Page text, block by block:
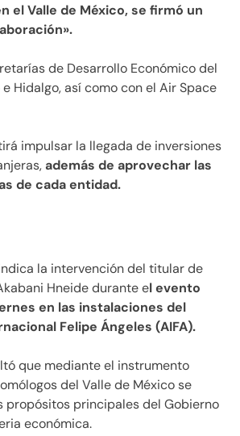
el Valle de México, se firmó un
de Desarrollo Económico del
Hidalgo, así como con el Air Space
impulsar la llegada de inversiones
además de aprovechar las
de cada entidad.
la intervención del titular de
Hneide durante el evento
en las instalaciones del
Felipe Ángeles (AIFA).
que mediante el instrumento
del Valle de México se
propósitos principales del Gobierno
económica.